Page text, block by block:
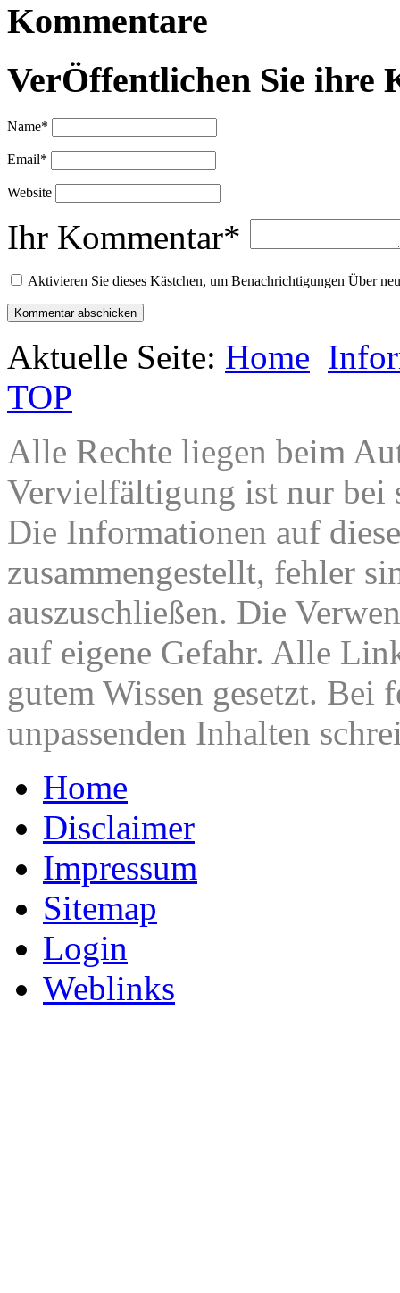
Kommentare
VerÖffentlichen Sie ihre
Name*
Email*
Website
Ihr Kommentar*
Aktivieren Sie dieses Kästchen, um Benachrichtigungen Über
Aktuelle Seite: Home
TOP
Alle Rechte liegen beim
Vervielfältigung ist nur bei
Die Informationen auf
zusammengestellt, fehler
auszuschließen. Die
auf eigene Gefahr. Alle
gutem Wissen gesetzt. Bei
unpassenden Inhalten
Home
Disclaimer
Impressum
Sitemap
Login
Weblinks